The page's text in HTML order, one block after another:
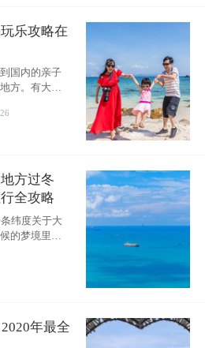
乐攻略在
国内的亲子
方。有大
26
方过冬
全攻略
纬度关于大
的梦境里，
年最全